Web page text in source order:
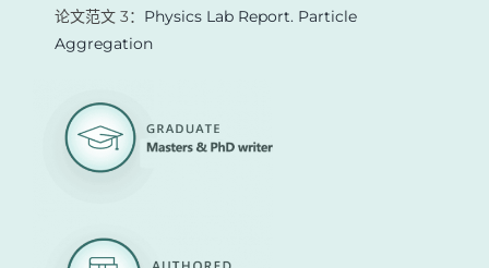
论文范文 3： Physics Lab Report. Particle
Aggregation